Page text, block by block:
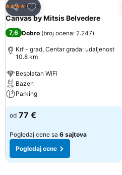
Deli
Dodati u favorite
4 Zvezdice
Hotel
Canvas by Mitsis Belvedere
7,6 Dobro (broj ocena: 2.247)
Krf - grad, Centar grada: udaljenost
10.8 km
Besplatan WiFi
Bazen
Parking
od 77 €
Pogledaj cene sa 6 sajtova
Pogledaj cene